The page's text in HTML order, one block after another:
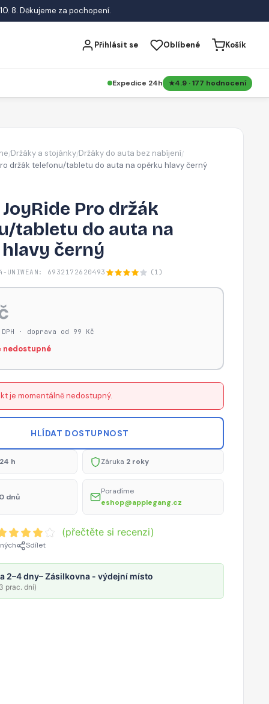
8. Děkujeme za pochopení.
Přihlásit se Oblíbené Košík
Expedice 24h 4.9 · 177 hodnocení
/Držáky a stojánky/Držáky do auta bez nabíjení/
držák telefonu/tabletu do auta na opěrku hlavy černý
Pro držák
tabletu do auta na
černý
UNIWEAN: 6932172620493 (1)
· doprava od 99 Kč
nedostupné
je momentálně nedostupný.
HLÍDAT DOSTUPNOST
h Záruka 2 roky
dnů
Poradíme
eshop@applegang.cz
(přečtěte si recenzi)
Sdílet
2–4 dny– Zásilkovna - výdejní místo
prac. dní)